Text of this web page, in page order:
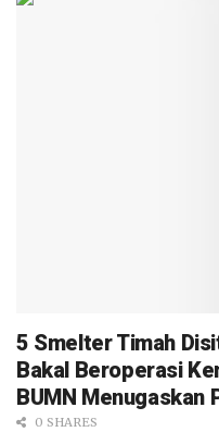
5 Smelter Timah
Bakal Beroperasi
BUMN Menugaskan
0 SHARES